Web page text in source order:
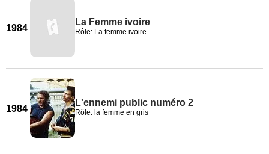
1984
La Femme ivoire
Rôle: La femme ivoire
1984
L'ennemi public numéro 2
Rôle: la femme en gris